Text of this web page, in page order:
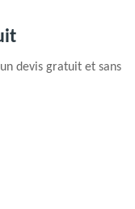
devis gratuit et sans